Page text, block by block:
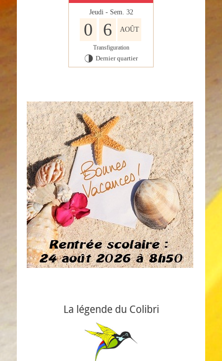
Jeudi - Sem. 32
0 6 AOÛT
Transfiguration
T Dernier quartier
La légende du Colibri